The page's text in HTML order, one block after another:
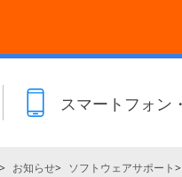
スマートフォン
お知らせ ソフトウェアサポート